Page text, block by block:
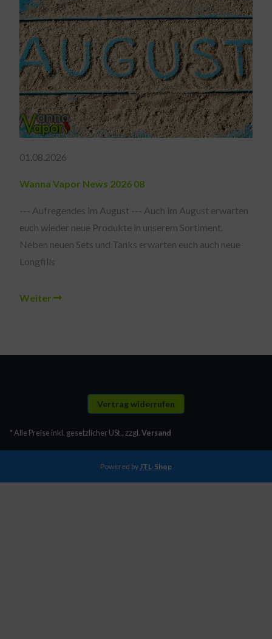
01.08.2026
Wanna Vapor News 2026 08
--- Aufregendes im August --- Auch im August erwarten
euch wieder neue Produkte in unserem Sortiment.
Neben neuen Sets und Tanks erwarten euch auch neue
Longfills
Weiter
Vertrag widerrufen
* Alle Preise inkl. gesetzlicher USt., zzgl.Versand
Powered byJTL-Shop